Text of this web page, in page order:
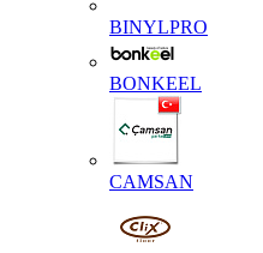
BINYLPRO
BONKEEL
CAMSAN